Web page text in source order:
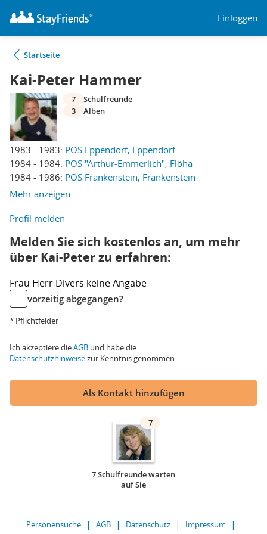
Einloggen
Startseite
Kai-Peter Hammer
1983 - 1983: POS Eppendorf, Eppendorf
1984 - 1984: POS "Arthur-Emmerlich", Flöha
1984 - 1986: POS Frankenstein, Frankenstein
Mehr anzeigen
7
Schulfreunde
3
Alben
Profil melden
Melden Sie sich kostenlos an, um mehr
über Kai-Peter zu erfahren:
Frau Herr Divers keine Angabe
vorzeitig abgegangen?
* Pflichtfelder
Ich akzeptiere dieAGB und habe die
Datenschutzhinweisezur Kenntnis genommen.
Als Kontakt hinzufügen
7
7 Schulfreunde warten
auf Sie
Personensuche AGB Datenschutz
Impressum